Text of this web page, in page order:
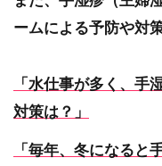
ームによる予防や対
「水仕事が多く、手
対策は？」
「毎年、冬になると